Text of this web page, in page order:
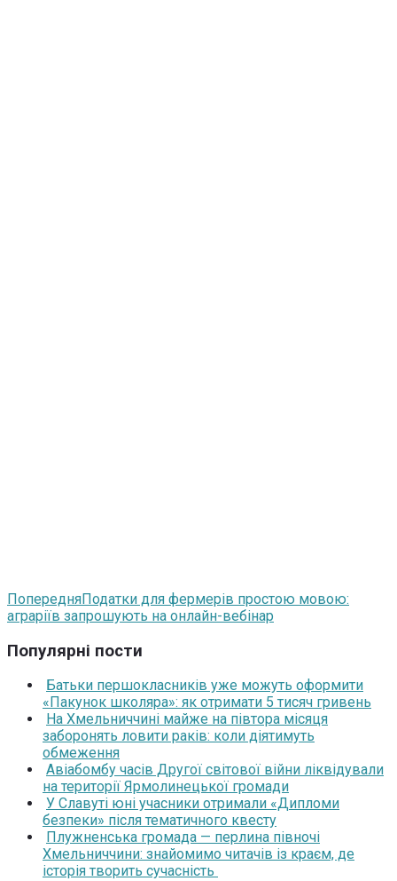
ПопередняПодатки для фермерів простою мовою:
аграріїв запрошують на онлайн-вебінар
Популярні пости
Батьки першокласників уже можуть оформити
«Пакунок школяра»: як отримати 5 тисяч гривень
На Хмельниччині майже на півтора місяця
заборонять ловити раків: коли діятимуть
обмеження
Авіабомбу часів Другої світової війни ліквідували
на території Ярмолинецької громади
У Славуті юні учасники отримали «Дипломи
безпеки» після тематичного квесту
Плужненська громада — перлина півночі
Хмельниччини: знайомимо читачів із краєм, де
історія творить сучасність